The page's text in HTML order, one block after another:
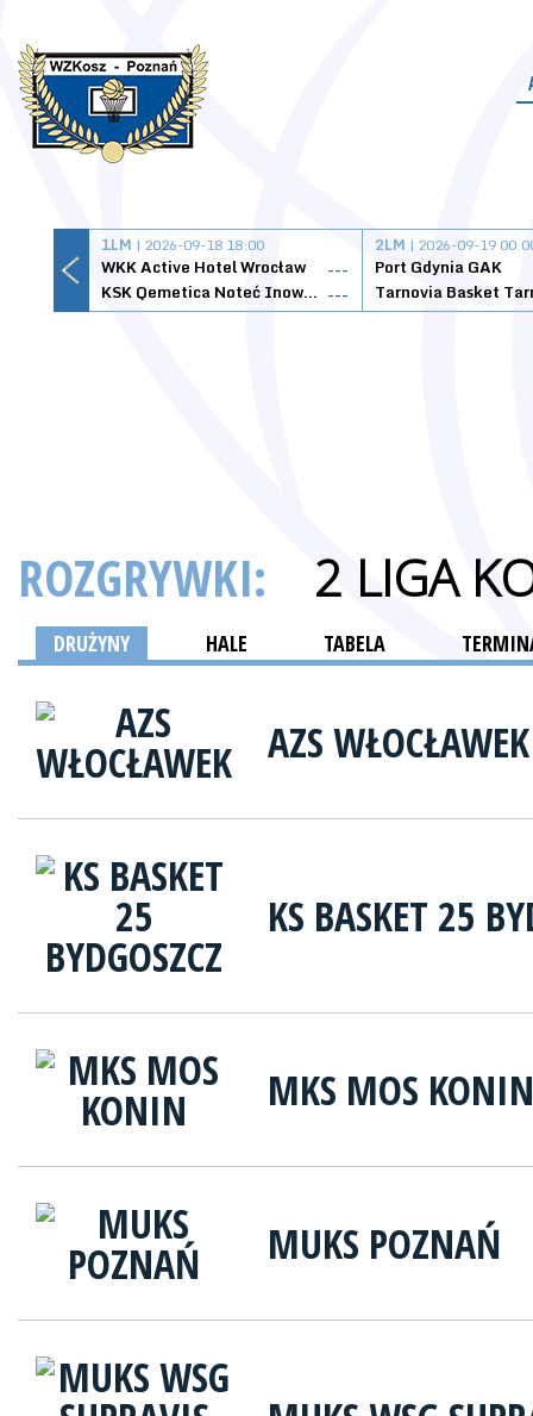
1LM | 2026-09-18 18:00
WKK Active Hotel Wrocław
---
KSK Qemetica Noteć Inowrocław ---
2LM | 2026-09-19
Port Gdynia GAK
ROZGRYWKI: 2 LIGA
DRUŻYNY HALE TABELA
AZS WŁOCŁAWEK
KS BASKET 25
MKS MOS KONIN
MUKS POZNAŃ